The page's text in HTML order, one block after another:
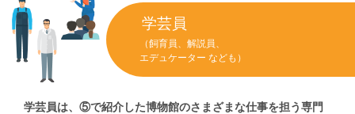
学芸員
（飼育員、解説員、
エデュケーター なども）
学芸員は、⑤で紹介した博物館のさまざまな仕事を担う専門